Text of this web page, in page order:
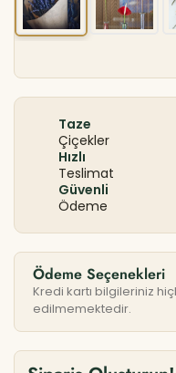
Taze
Çiçekler
Hızlı
Teslimat
Güvenli
Ödeme
Ödeme Seçenekleri
Kredi kartı bilgileriniz
edilmemektedir.